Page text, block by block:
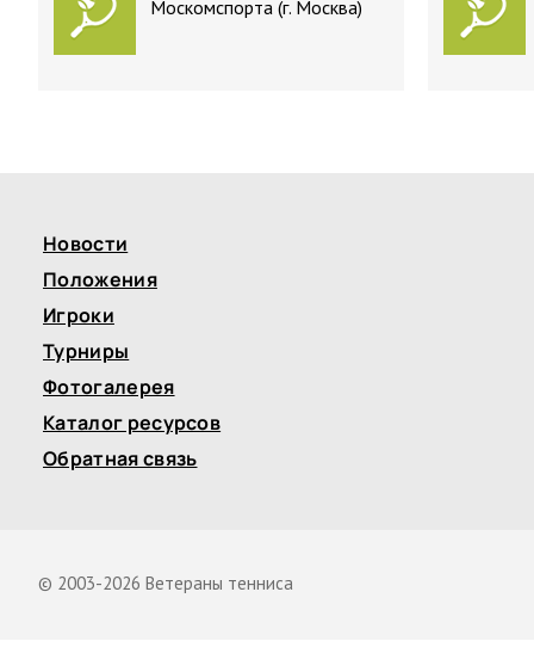
Москомспорта (г. Москва)
Новости
Положения
Игроки
Турниры
Фотогалерея
Каталог ресурсов
Обратная связь
© 2003-2026 Ветераны тенниса